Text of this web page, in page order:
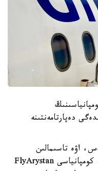
دەپارتامەنتىنە
اۋە تاسىمالىن
قولجەتىمدى ەتۋ ءۇشىن «ەير استانا» كومپانياسى FlyArystan